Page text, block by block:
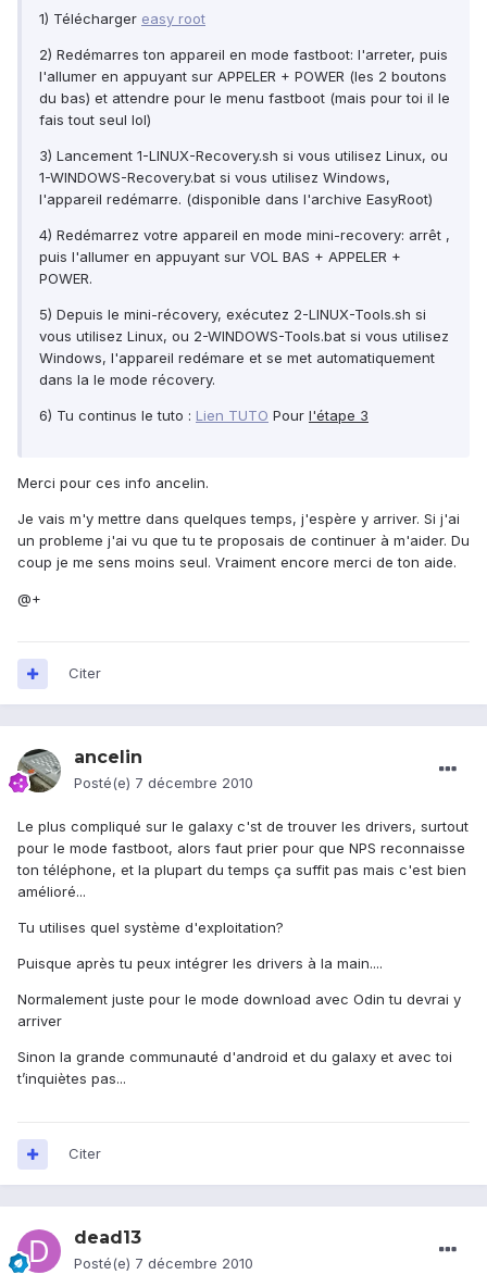
1) Télécharger easy root
2) Redémarres ton appareil en mode fastboot: l'arreter, puis
l'allumer en appuyant sur APPELER + POWER (les 2 boutons
du bas) et attendre pour le menu fastboot (mais pour toi il le
fais tout seul lol)
3) Lancement 1-LINUX-Recovery.sh si vous utilisez Linux, ou
1-WINDOWS-Recovery.bat si vous utilisez Windows,
l'appareil redémarre. (disponible dans l'archive EasyRoot)
4) Redémarrez votre appareil en mode mini-recovery: arrêt ,
puis l'allumer en appuyant sur VOL BAS + APPELER +
POWER.
5) Depuis le mini-récovery, exécutez 2-LINUX-Tools.sh si
vous utilisez Linux, ou 2-WINDOWS-Tools.bat si vous utilisez
Windows, l'appareil redémare et se met automatiquement
dans la le mode récovery.
6) Tu continus le tuto : Lien TUTO Pour l'étape 3
Merci pour ces info ancelin.
Je vais m'y mettre dans quelques temps, j'espère y arriver. Si j'ai
un probleme j'ai vu que tu te proposais de continuer à m'aider. Du
coup je me sens moins seul. Vraiment encore merci de ton aide.
@+
Citer
ancelin
Posté(e) 7 décembre 2010
Le plus compliqué sur le galaxy c'st de trouver les drivers, surtout
pour le mode fastboot, alors faut prier pour que NPS reconnaisse
ton téléphone, et la plupart du temps ça suffit pas mais c'est bien
amélioré...
Tu utilises quel système d'exploitation?
Puisque après tu peux intégrer les drivers à la main....
Normalement juste pour le mode download avec Odin tu devrai y
arriver
Sinon la grande communauté d'android et du galaxy et avec toi
t’inquiètes pas...
Citer
dead13
Posté(e) 7 décembre 2010